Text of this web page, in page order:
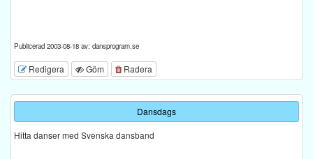
Publicerad 2003-08-18 av: dansprogram.se
Redigera Göm Radera
Dansdags
Hitta danser med Svenska dansband